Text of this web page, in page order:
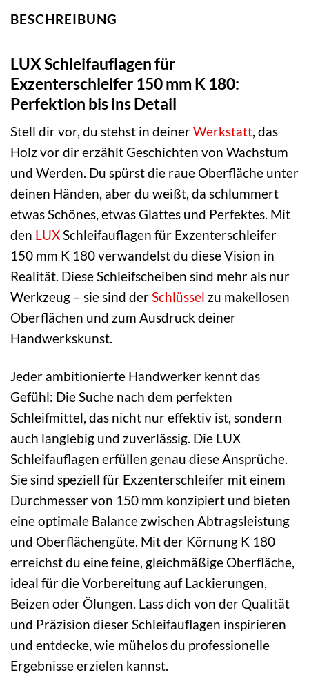
BESCHREIBUNG
LUX Schleifauflagen für
Exzenterschleifer 150 mm K 180:
Perfektion bis ins Detail
Stell dir vor, du stehst in deinerWerkstatt, das
Holz vor dir erzählt Geschichten von Wachstum
und Werden. Du spürst die raue Oberfläche unter
deinen Händen, aber du weißt, da schlummert
etwas Schönes, etwas Glattes und Perfektes. Mit
den LUXSchleifauflagen für Exzenterschleifer
150 mm K 180 verwandelst du diese Vision in
Realität. Diese Schleifscheiben sind mehr als nur
Werkzeug – sie sind derSchlüssel zu makellosen
Oberflächen und zum Ausdruck deiner
Handwerkskunst.
Jeder ambitionierte Handwerker kennt das
Gefühl: Die Suche nach dem perfekten
Schleifmittel, das nicht nur effektiv ist, sondern
auch langlebig und zuverlässig. Die LUX
Schleifauflagen erfüllen genau diese Ansprüche.
Sie sind speziell für Exzenterschleifer mit einem
Durchmesser von 150 mm konzipiert und bieten
eine optimale Balance zwischen Abtragsleistung
und Oberflächengüte. Mit der Körnung K 180
erreichst du eine feine, gleichmäßige Oberfläche,
ideal für die Vorbereitung auf Lackierungen,
Beizen oder Ölungen. Lass dich von der Qualität
und Präzision dieser Schleifauflagen inspirieren
und entdecke, wie mühelos du professionelle
Ergebnisse erzielen kannst.